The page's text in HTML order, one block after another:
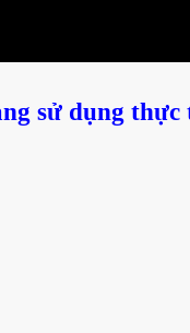
sử dụng thực